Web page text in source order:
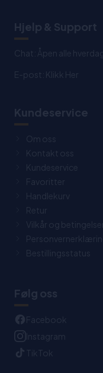
Hjelp & Support
Chat: Åpen alle
E-post: Klikk Her
Kundeservice
Om oss
Kontakt oss
Kundeservice
Favoritter
Handlekurv
Retur
Vilkår og betingelser
Bestillingsstatus
Følg oss
Facebook
Instagram
TikTok